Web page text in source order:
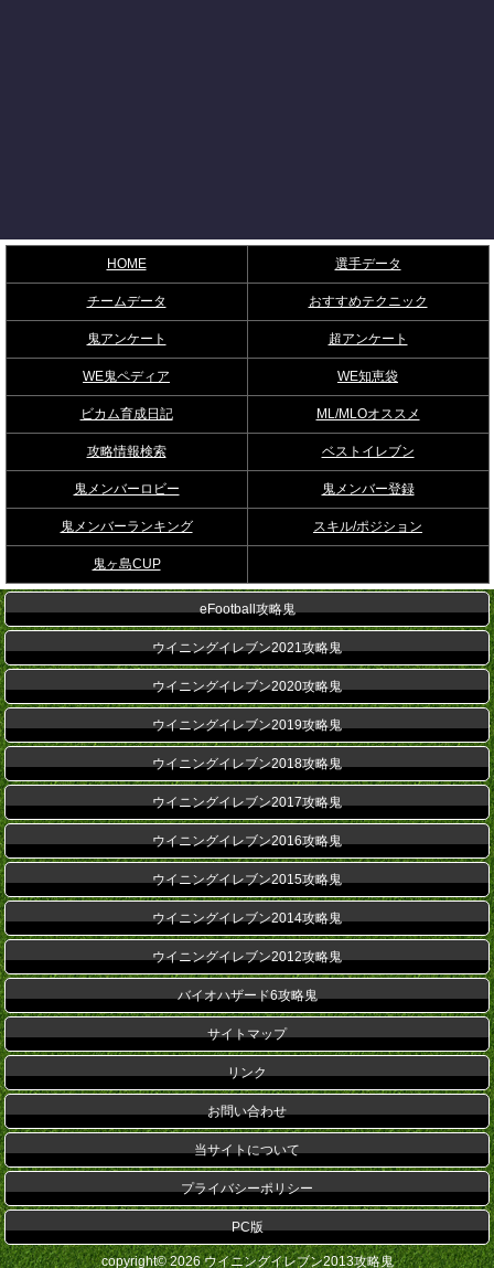
HOME 選手データ
チームデータ おすすめテクニック
鬼アンケート 超アンケート
WE鬼ペディア WE知恵袋
ビカム育成日記 ML/MLOオススメ
攻略情報検索 ベストイレブン
鬼メンバーロビー 鬼メンバー登録
鬼メンバーランキング スキル/ポジション
鬼ヶ島CUP
eFootball攻略鬼
ウイニングイレブン2021攻略鬼
ウイニングイレブン2020攻略鬼
ウイニングイレブン2019攻略鬼
ウイニングイレブン2018攻略鬼
ウイニングイレブン2017攻略鬼
ウイニングイレブン2016攻略鬼
ウイニングイレブン2015攻略鬼
ウイニングイレブン2014攻略鬼
ウイニングイレブン2012攻略鬼
バイオハザード6攻略鬼
サイトマップ
リンク
お問い合わせ
当サイトについて
プライバシーポリシー
PC版
copyright© 2026 ウイニングイレブン2013攻略鬼